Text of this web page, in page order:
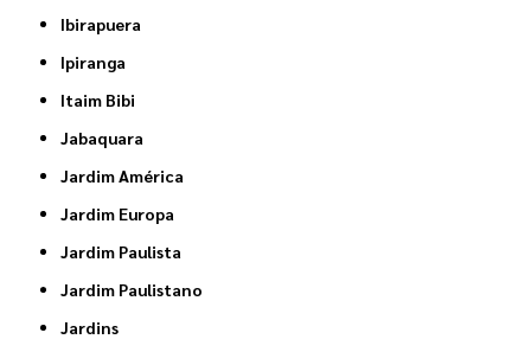
Ibirapuera
Ipiranga
Itaim Bibi
Jabaquara
Jardim América
Jardim Europa
Jardim Paulista
Jardim Paulistano
Jardins